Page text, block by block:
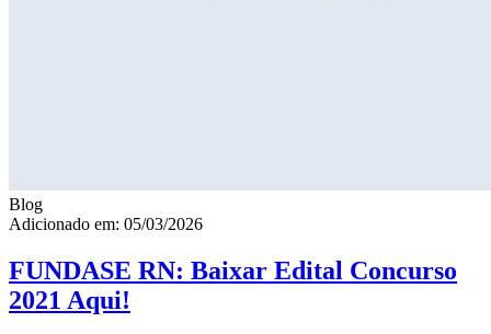
Blog
Adicionado em: 05/03/2026
FUNDASE RN: Baixar Edital Concurso
2021 Aqui!